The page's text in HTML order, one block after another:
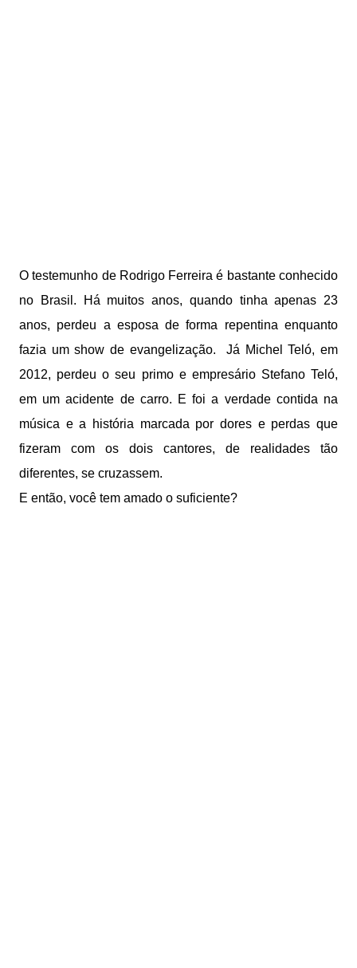
O testemunho de Rodrigo Ferreira é bastante conhecido
no Brasil. Há muitos anos, quando tinha apenas 23
anos, perdeu a esposa de forma repentina enquanto
fazia um show de evangelização. Já Michel Teló, em
2012, perdeu o seu primo e empresário Stefano Teló,
em um acidente de carro. E foi a verdade contida na
música e a história marcada por dores e perdas que
fizeram com os dois cantores, de realidades tão
diferentes, se cruzassem.
E então, você tem amado o suficiente?